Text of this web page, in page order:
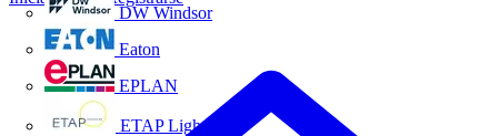
DW Windsor
Eaton
EPLAN
ETAP Lighting